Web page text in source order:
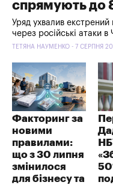
спрямують до
Уряд ухвалив
через російські атаки
ТЕТЯНА НАУМЕНКО - 7 СЕРПНЯ
Факторинг за
новими
правилами:
що з 30 липня
змінилося
для бізнесу та